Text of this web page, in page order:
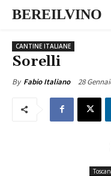
BEREILVINO
CANTINE ITALIANE
Sorelli
By Fabio Italiano 28